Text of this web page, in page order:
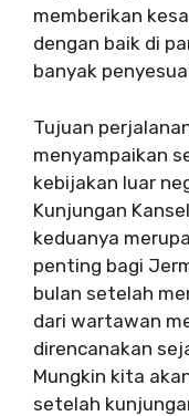
memberikan
dengan baik di
banyak
Tujuan
menyampaikan
kebijakan luar
Kunjungan
keduanya
penting bagi
bulan setelah
dari wartawan
direncanakan
Mungkin kita
setelah